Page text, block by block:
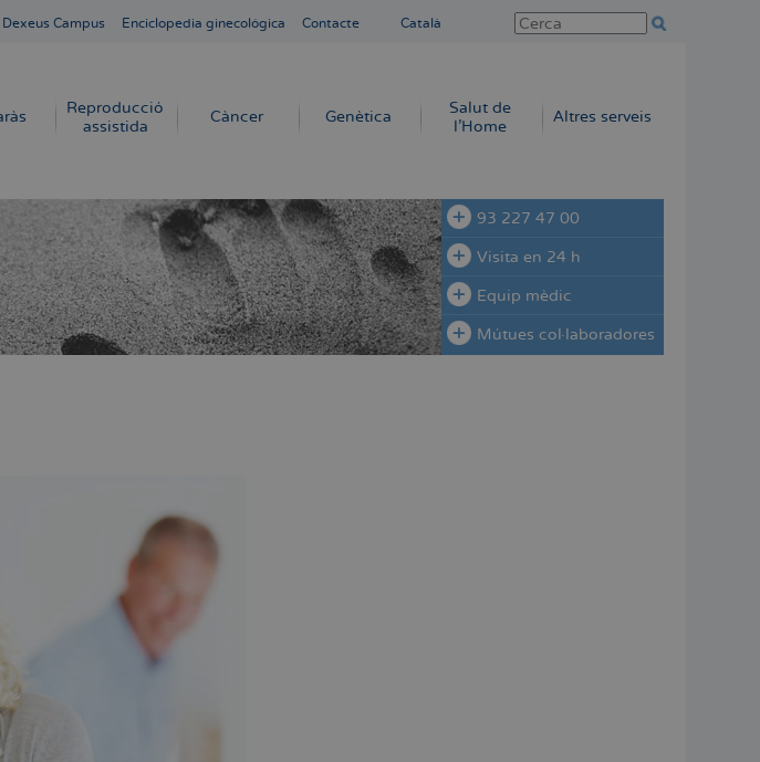
Dexeus Campus Enciclopedia ginecológica Contacte Català
Reproducció
assistida
Càncer Genètica
Salut de
l'Home
Altres serveis
93 227 47 00
Visita en 24 h
Equip mèdic
Mútues col·laboradores